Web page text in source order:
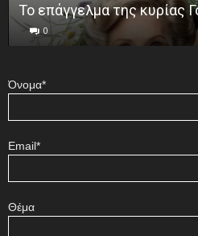
Το επάγγελμα της κυρίας
0
Όνομα*
Email*
Θέμα